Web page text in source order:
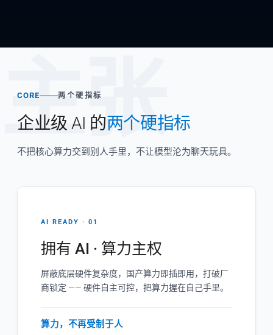
主张
CORE 两个硬指标
企业级 AI 的两个硬指标
不把核心算力交到别人手里，不让模型沦为聊天玩具。
AI READY · 01
拥有 AI · 算力主权
屏蔽底层硬件复杂度，国产算力即插即用，打破厂
商锁定 —— 硬件自主可控，把算力握在自己手里。
算力，不再受制于人